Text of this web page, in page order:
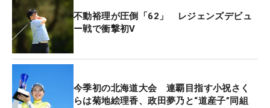
原田：うん。もっと見に来てらえるといいんだけ
ど、残念ながらギャラリーが入れる試合が少な
い…。デビュー戦の『62』（優勝した太陽生命元
気・長生きカップ最終日）はすごかったね～。
不動：たまたま感があります（笑）。ショットはビ
シビシだったんですけど。パットが上手くないか
ら。
不動裕理が圧倒「62」 レジェンズデビュ
ー戦で衝撃初V
今季初の北海道大会 連覇目指す小祝さく
らは菊地絵理香、政田夢乃と“道産子”同組